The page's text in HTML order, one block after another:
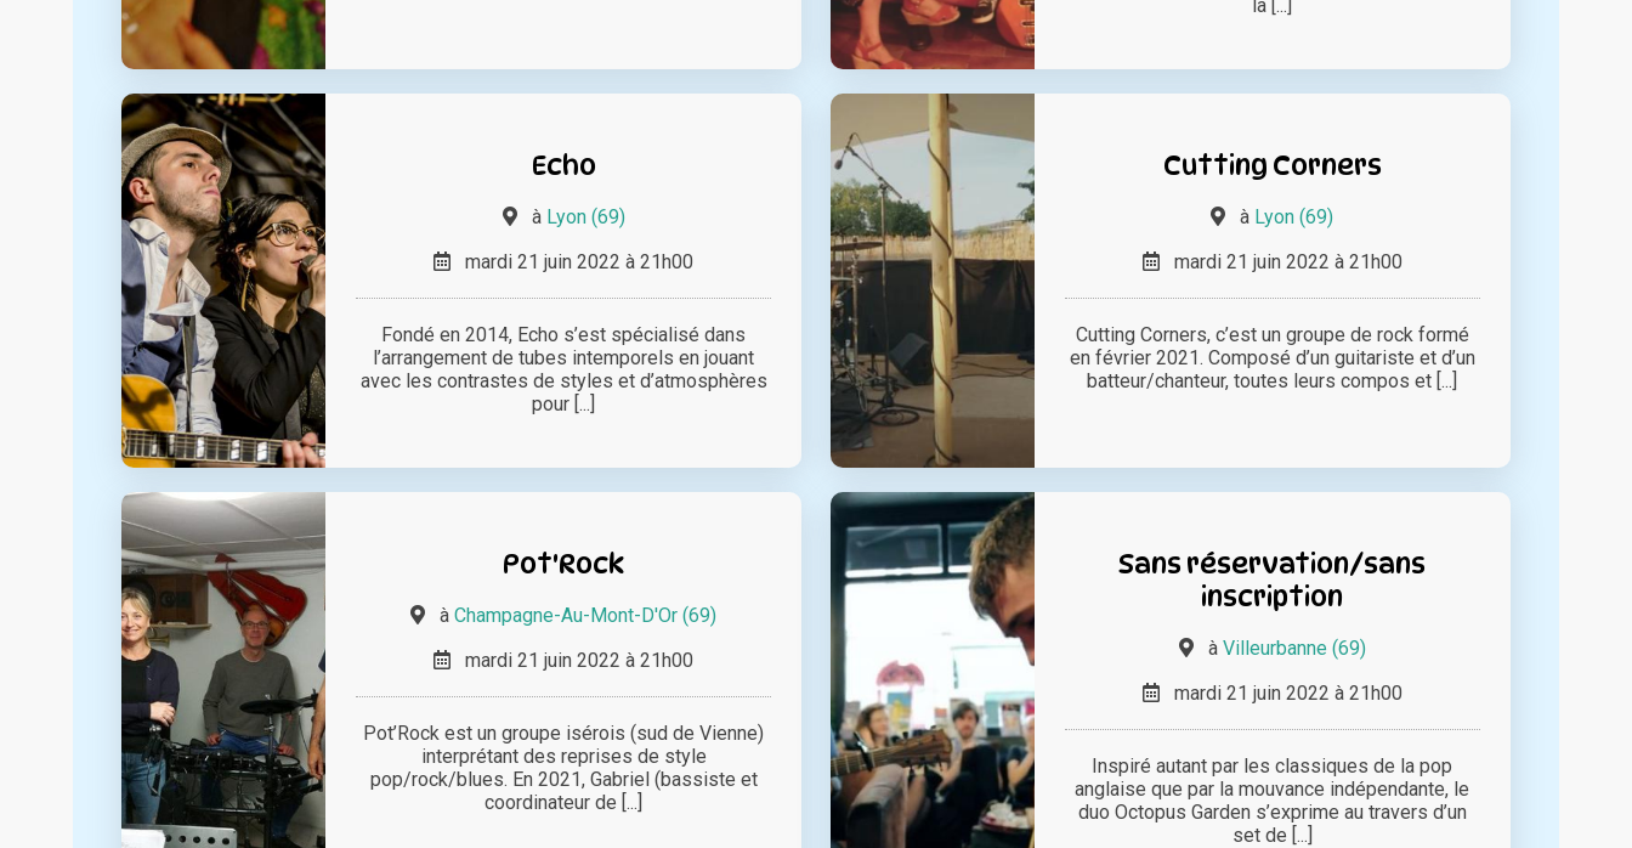
la [...]
Echo
à Lyon (69)
mardi 21 juin 2022 à 21h00
Fondé en 2014, Echo s’est spécialisé dans
l’arrangement de tubes intemporels en jouant
avec les contrastes de styles et d’atmosphères
pour [...]
Cutting Corners
à Lyon (69)
mardi 21 juin 2022 à 21h00
Cutting Corners, c’est un groupe de rock formé
en février 2021. Composé d’un guitariste et d’un
batteur/chanteur, toutes leurs compos et [...]
Pot'Rock
àChampagne-Au-Mont-D'Or (69)
mardi 21 juin 2022 à 21h00
Pot’Rock est un groupe isérois (sud de Vienne)
interprétant des reprises de style
pop/rock/blues. En 2021, Gabriel (bassiste et
coordinateur de [...]
Sans réservation/sans
inscription
à Villeurbanne (69)
mardi 21 juin 2022 à 21h00
Inspiré autant par les classiques de la pop
anglaise que par la mouvance indépendante, le
duo Octopus Garden s’exprime au travers d’un
set de [...]